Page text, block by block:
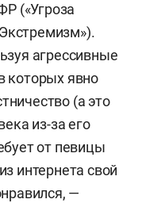
(«Угроза
агрессивные
которых явно
(а это
из-за его
от певицы
интернета свой
—